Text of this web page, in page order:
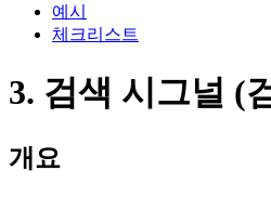
예시
체크리스트
3. 검색 시그널 (
개요